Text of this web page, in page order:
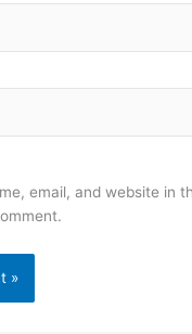
email, and website in